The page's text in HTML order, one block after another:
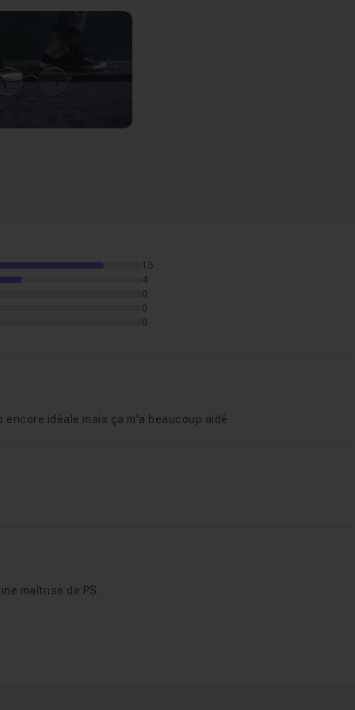
13
4
0
0
0
idéale mais ça m'a beaucoup aidé
maîtrise de PS.